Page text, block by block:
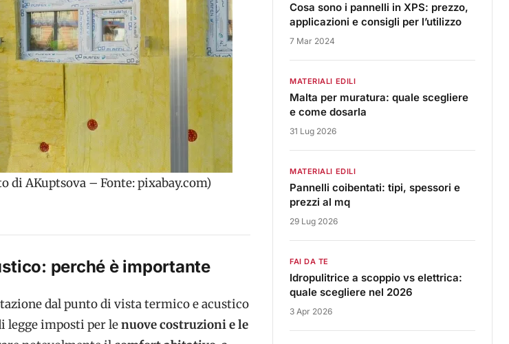
di AKuptsova – Fonte: pixabay.com)
perché è importante
dal punto di vista termico e acustico
legge imposti per lenuove costruzioni e le
Cosa sono i pannelli in XPS: prezzo,
applicazioni e consigli per l’utilizzo
7 Mar 2024
MATERIALI EDILI
Malta per muratura: quale scegliere
e come dosarla
31 Lug 2026
MATERIALI EDILI
Pannelli coibentati: tipi, spessori e
prezzi al mq
29 Lug 2026
FAI DA TE
Idropulitrice a scoppio vs elettrica:
quale scegliere nel 2026
3 Apr 2026